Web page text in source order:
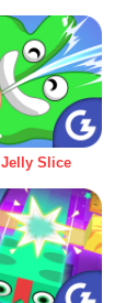
Jelly Slice